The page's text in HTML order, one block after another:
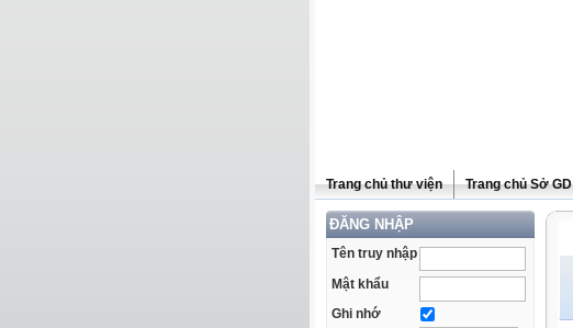
Trang chủ thư viện Trang chủ Sở GD
ĐĂNG NHẬP
Tên truy nhập
Mật khẩu
Ghi nhớ